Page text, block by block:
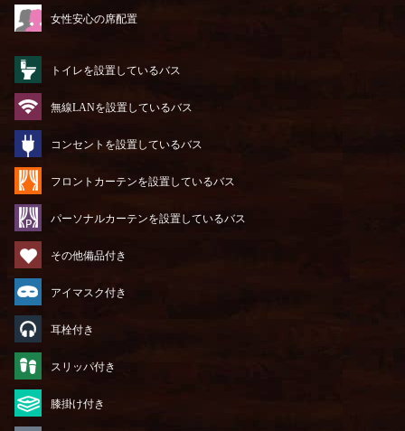
女性安心の席配置
トイレを設置しているバス
無線LANを設置しているバス
コンセントを設置しているバス
フロントカーテンを設置しているバス
パーソナルカーテンを設置しているバス
その他備品付き
アイマスク付き
耳栓付き
スリッパ付き
膝掛け付き